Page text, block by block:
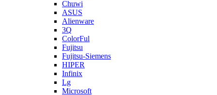
Chuwi
ASUS
Alienware
3Q
ColorFul
Fujitsu
Fujitsu-Siemens
HIPER
Infinix
Lg
Microsoft